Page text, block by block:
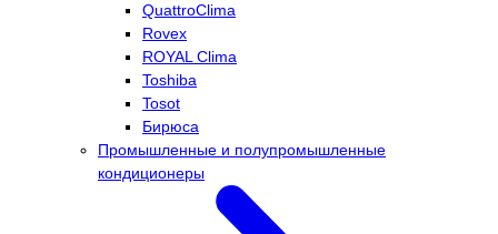
QuattroClima
Rovex
ROYAL Clima
Toshiba
Tosot
Бирюса
Промышленные и полупромышленные
кондиционеры